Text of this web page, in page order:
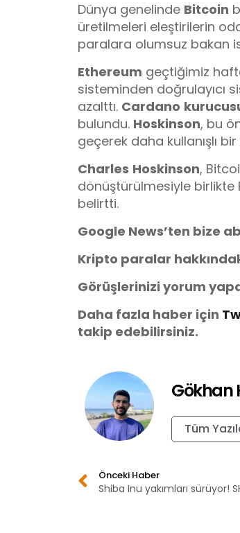
Dünya genelinde Bitcoin
üretilmeleri eleştirilerin
paralara olumsuz bakan
Ethereum geçtiğimiz
sisteminden doğrulayıcı
azalttı. Cardano
bulundu. Hoskinson, bu
geçerek daha kullanışlı
Charles Hoskinson,
dönüştürülmesiyle birlikte
belirtti.
Google News’ten bize
Kripto paralar
Görüşlerinizi yorum
Daha fazla haber için
takip edebilirsiniz.
Gökhan
Tüm
Önceki Haber
Shiba Inu yakımları sürüyor!